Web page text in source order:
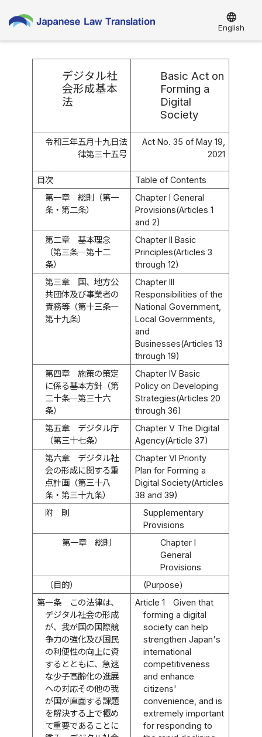
language
English
デジタル社
会形成基本
法
Basic Act on
Forming a
Digital
Society
令和三年五月十九日法
律第三十五号
Act No. 35 of May 19,
2021
目次
Table of Contents
第一章 総則（第一
条・第二条）
Chapter I General
Provisions(Articles 1
and 2)
第二章 基本理念
（第三条―第十二
条）
Chapter II Basic
Principles(Articles 3
through 12)
第三章 国、地方公
共団体及び事業者の
責務等（第十三条―
第十九条）
Chapter III
Responsibilities of the
National Government,
Local Governments,
and
Businesses(Articles 13
through 19)
第四章 施策の策定
に係る基本方針（第
二十条―第三十六
条）
Chapter IV Basic
Policy on Developing
Strategies(Articles 20
through 36)
第五章 デジタル庁
（第三十七条）
Chapter V The Digital
Agency(Article 37)
第六章 デジタル社
会の形成に関する重
点計画（第三十八
条・第三十九条）
Chapter VI Priority
Plan for Forming a
Digital Society(Articles
38 and 39)
附 則
Supplementary
Provisions
第一章 総則
Chapter I
General
Provisions
（目的）
(Purpose)
第一条
この法律は、
デジタル社会の形成
が、我が国の国際競
争力の強化及び国民
の利便性の向上に資
するとともに、急速
な少子高齢化の進展
への対応その他の我
が国が直面する課題
を解決する上で極め
て重要であることに
Article 1
Given that
forming a digital
society can help
strengthen Japan's
international
competitiveness
and enhance
citizens'
convenience, and is
extremely important
for responding to